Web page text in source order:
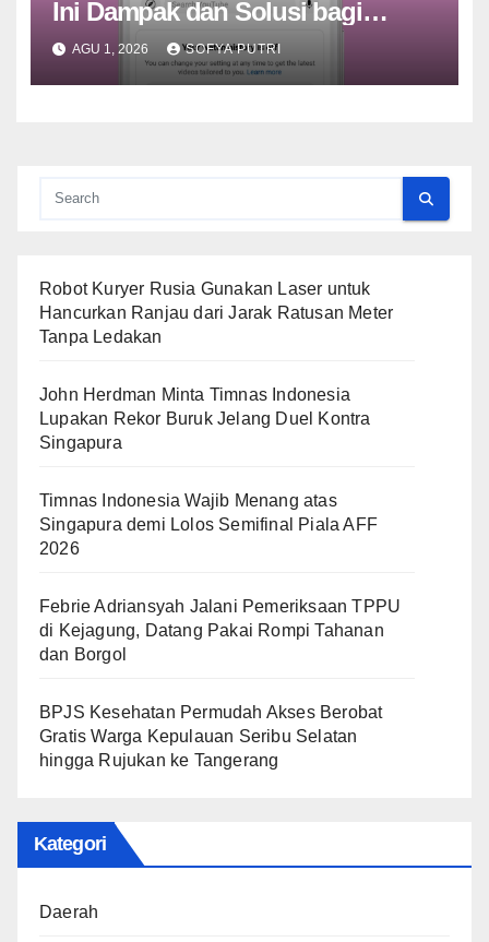
Ini Dampak dan Solusi bagi
Pengguna
AGU 1, 2026 SOFYA PUTRI
Robot Kuryer Rusia Gunakan Laser untuk
Hancurkan Ranjau dari Jarak Ratusan Meter
Tanpa Ledakan
John Herdman Minta Timnas Indonesia
Lupakan Rekor Buruk Jelang Duel Kontra
Singapura
Timnas Indonesia Wajib Menang atas
Singapura demi Lolos Semifinal Piala AFF
2026
Febrie Adriansyah Jalani Pemeriksaan TPPU
di Kejagung, Datang Pakai Rompi Tahanan
dan Borgol
BPJS Kesehatan Permudah Akses Berobat
Gratis Warga Kepulauan Seribu Selatan
hingga Rujukan ke Tangerang
Kategori
Daerah